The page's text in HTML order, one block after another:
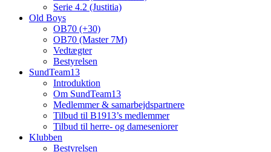
Serie 4.2 (Justitia)
Old Boys
OB70 (+30)
OB70 (Master 7M)
Vedtægter
Bestyrelsen
SundTeam13
Introduktion
Om SundTeam13
Medlemmer & samarbejdspartnere
Tilbud til B1913’s medlemmer
Tilbud til herre- og dameseniorer
Klubben
Bestyrelsen